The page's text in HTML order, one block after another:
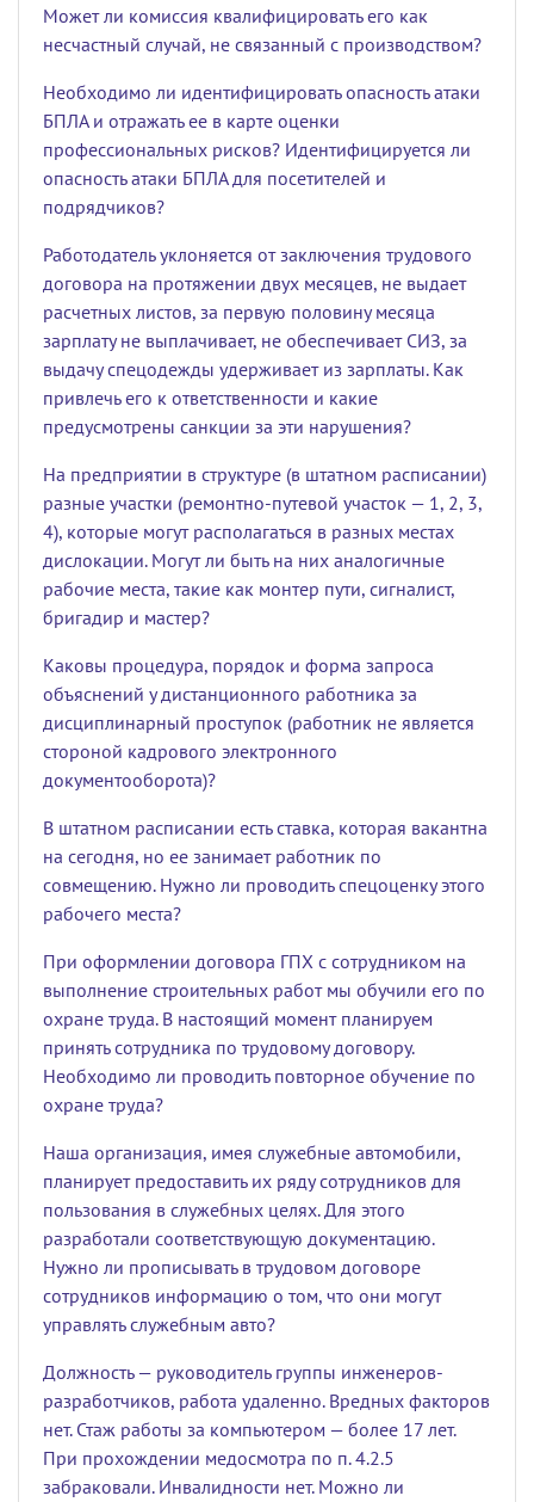
Может ли комиссия квалифицировать его как
несчастный случай, не связанный с производством?
Необходимо ли идентифицировать опасность атаки
БПЛА и отражать ее в карте оценки
профессиональных рисков? Идентифицируется ли
опасность атаки БПЛА для посетителей и
подрядчиков?
Работодатель уклоняется от заключения трудового
договора на протяжении двух месяцев, не выдает
расчетных листов, за первую половину месяца
зарплату не выплачивает, не обеспечивает СИЗ, за
выдачу спецодежды удерживает из зарплаты. Как
привлечь его к ответственности и какие
предусмотрены санкции за эти нарушения?
На предприятии в структуре (в штатном расписании)
разные участки (ремонтно-путевой участок — 1, 2, 3,
4), которые могут располагаться в разных местах
дислокации. Могут ли быть на них аналогичные
рабочие места, такие как монтер пути, сигналист,
бригадир и мастер?
Каковы процедура, порядок и форма запроса
объяснений у дистанционного работника за
дисциплинарный проступок (работник не является
стороной кадрового электронного
документооборота)?
В штатном расписании есть ставка, которая вакантна
на сегодня, но ее занимает работник по
совмещению. Нужно ли проводить спецоценку этого
рабочего места?
При оформлении договора ГПХ с сотрудником на
выполнение строительных работ мы обучили его по
охране труда. В настоящий момент планируем
принять сотрудника по трудовому договору.
Необходимо ли проводить повторное обучение по
охране труда?
Наша организация, имея служебные автомобили,
планирует предоставить их ряду сотрудников для
пользования в служебных целях. Для этого
разработали соответствующую документацию.
Нужно ли прописывать в трудовом договоре
сотрудников информацию о том, что они могут
управлять служебным авто?
Должность — руководитель группы инженеров-
разработчиков, работа удаленно. Вредных факторов
нет. Стаж работы за компьютером — более 17 лет.
При прохождении медосмотра по п. 4.2.5
забраковали. Инвалидности нет. Можно ли